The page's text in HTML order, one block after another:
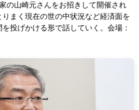
の山崎元さんをお招きして開催され
まく現在の世の中状況など経済面を
投げかける形で話していく。会場：